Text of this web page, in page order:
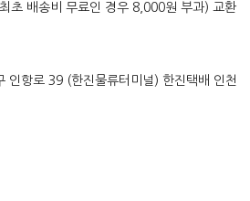
초 배송비 무료인 경우 8,000원 부과) 교환
인항로 39 (한진물류터미널) 한진택배 인천